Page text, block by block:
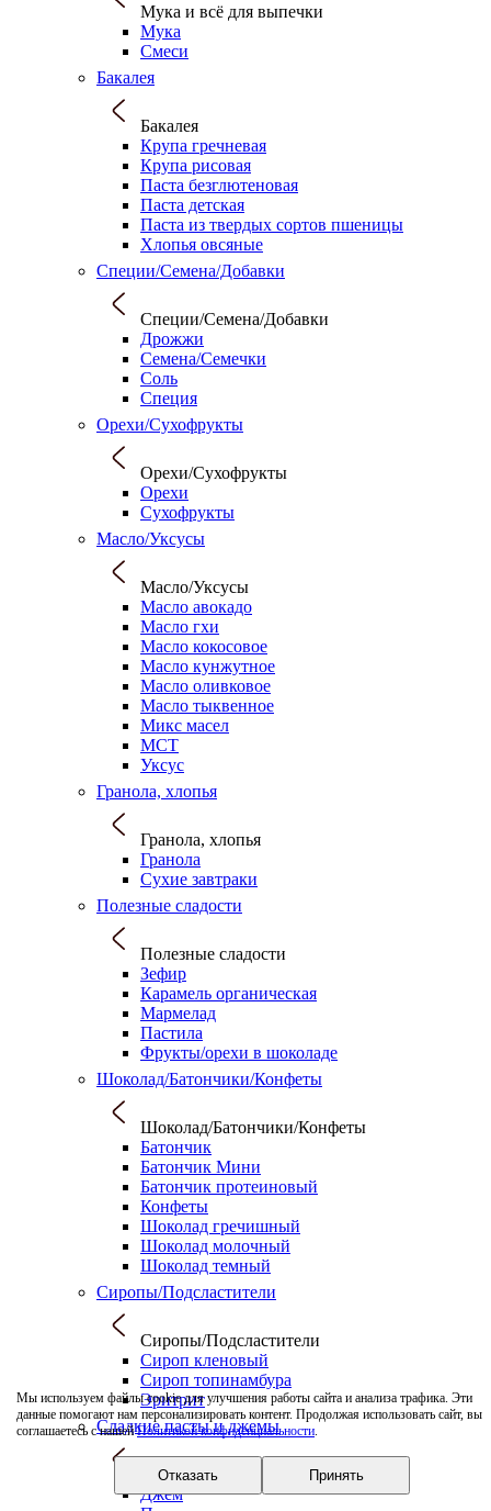
Мы используем файлы cookie для улучшения работы сайта и анализа трафика. Эти
данные помогают нам персонализировать контент. Продолжая использовать сайт, вы
соглашаетесь с нашейПолитикой конфиденциальности.
Отказать Принять
Мука и всё для выпечки
Мука
Смеси
Бакалея
Бакалея
Крупа гречневая
Крупа рисовая
Паста безглютеновая
Паста детская
Паста из твердых сортов пшеницы
Хлопья овсяные
Специи/Семена/Добавки
Специи/Семена/Добавки
Дрожжи
Семена/Семечки
Соль
Специя
Орехи/Сухофрукты
Орехи/Сухофрукты
Орехи
Сухофрукты
Масло/Уксусы
Масло/Уксусы
Масло авокадо
Масло гхи
Масло кокосовое
Масло кунжутное
Масло оливковое
Масло тыквенное
Микс масел
МСТ
Уксус
Гранола, хлопья
Гранола, хлопья
Гранола
Сухие завтраки
Полезные сладости
Полезные сладости
Зефир
Карамель органическая
Мармелад
Пастила
Фрукты/орехи в шоколаде
Шоколад/Батончики/Конфеты
Шоколад/Батончики/Конфеты
Батончик
Батончик Мини
Батончик протеиновый
Конфеты
Шоколад гречишный
Шоколад молочный
Шоколад темный
Сиропы/Подсластители
Сиропы/Подсластители
Сироп кленовый
Сироп топинамбура
Эритрит
Сладкие пасты и джемы
Сладкие пасты и джемы
Джем